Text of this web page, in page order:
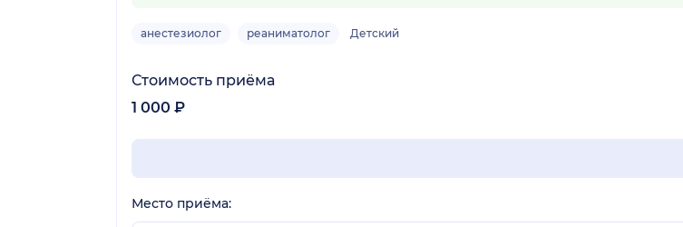
анестезиолог реаниматолог Детский
Стоимость приёма
1 000 ₽
Место приёма: